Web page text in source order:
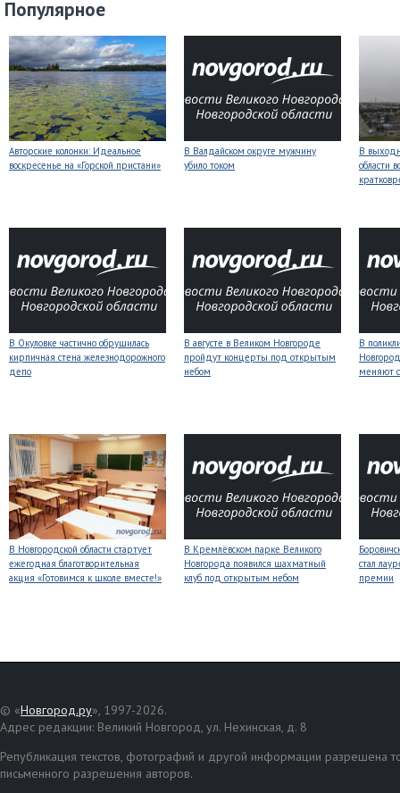
Популярное
Авторские колонки: Идеальное
воскресенье на «Горской пристани»
В Валдайском округе мужчину
убило током
В
области
В Окуловке частично обрушилась
кирпичная стена железнодорожного
депо
В августе в Великом Новгороде
пройдут концерты под открытым
небом
В
меняют
В Новгородской области стартует
ежегодная благотворительная
акция «Готовимся к школе вместе!»
В Кремлёвском парке Великого
Новгорода появился шахматный
клуб под открытым небом
стал
премии
© «Новгород.ру», 1997-2026.
Адрес редакции: Великий Новгород, ул. Нехинская, д. 8
Републикация текстов, фотографий и другой информации разрешена
письменного разрешения авторов.